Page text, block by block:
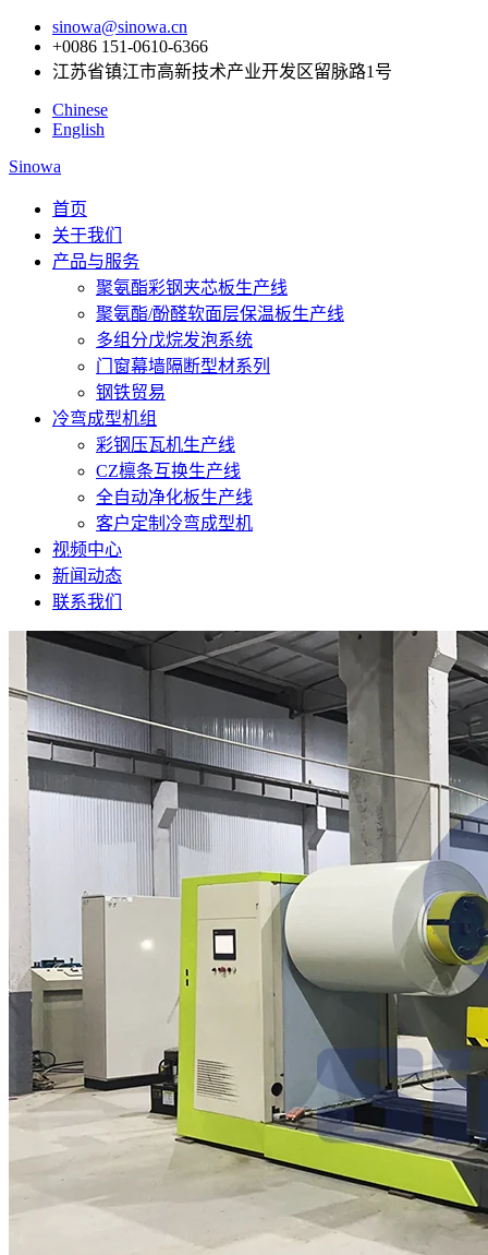
sinowa@sinowa.cn
+0086 151-0610-6366
江苏省镇江市高新技术产业开发区留脉路1号
Chinese
English
Sinowa
首页
关于我们
产品与服务
聚氨酯彩钢夹芯板生产线
聚氨酯/酚醛软面层保温板生产线
多组分戊烷发泡系统
门窗幕墙隔断型材系列
钢铁贸易
冷弯成型机组
彩钢压瓦机生产线
CZ檩条互换生产线
全自动净化板生产线
客户定制冷弯成型机
视频中心
新闻动态
联系我们